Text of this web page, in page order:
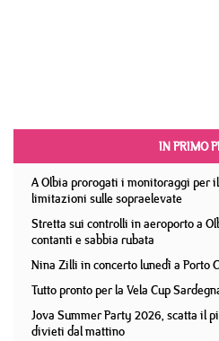
IN PRIMO
A Olbia prorogati i monitoraggi per
limitazioni sulle sopraelevate
Stretta sui controlli in aeroporto a
contanti e sabbia rubata
Nina Zilli in concerto lunedì a Porto
Tutto pronto per la Vela Cup
Jova Summer Party 2026, scatta il
divieti dal mattino